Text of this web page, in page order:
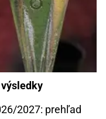
výsledky
2027: prehľad